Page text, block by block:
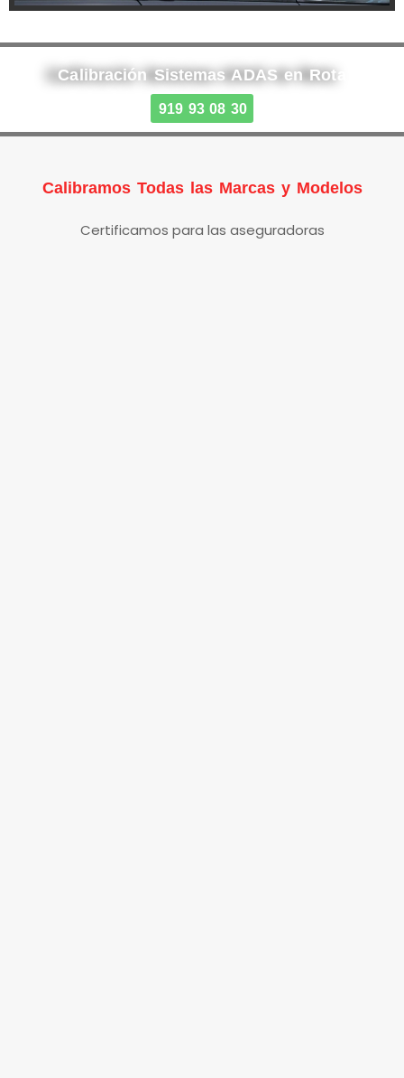
Calibración Sistemas ADAS en Rota
919 93 08 30
Calibramos Todas las Marcas y Modelos
Certificamos para las aseguradoras